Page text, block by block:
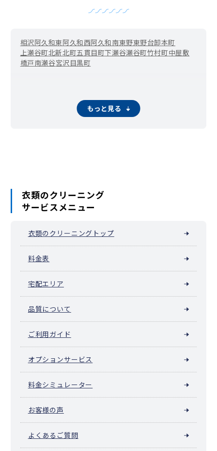
相沢阿久和東阿久和西阿久和南東野東野台卸本町
上瀬谷町北新北町五貫目町下瀬谷瀬谷町竹村町中屋敷
橋戸南瀬谷宮沢目黒町
もっと見る
衣類のクリーニング
サービスメニュー
衣類のクリーニングトップ
料金表
宅配エリア
品質について
ご利用ガイド
オプションサービス
料金シミュレーター
お客様の声
よくあるご質問